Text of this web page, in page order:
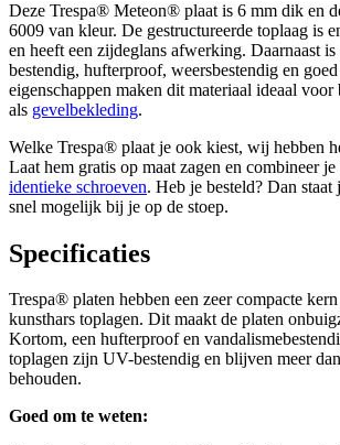
Deze Trespa® Meteon® plaat is 6 mm dik en
6009 van kleur. De gestructureerde toplaag is
en heeft een zijdeglans afwerking. Daarnaast
bestendig, hufterproof, weersbestendig en
eigenschappen maken dit materiaal ideaal voor
als gevelbekleding.
Welke Trespa® plaat je ook kiest, wij hebben
Laat hem gratis op maat zagen en combineer
identieke schroeven. Heb je besteld? Dan
snel mogelijk bij je op de stoep.
Specificaties
Trespa® platen hebben een zeer compacte
kunsthars toplagen. Dit maakt de platen
Kortom, een hufterproof en
toplagen zijn UV-bestendig en blijven meer
behouden.
Goed om te weten: